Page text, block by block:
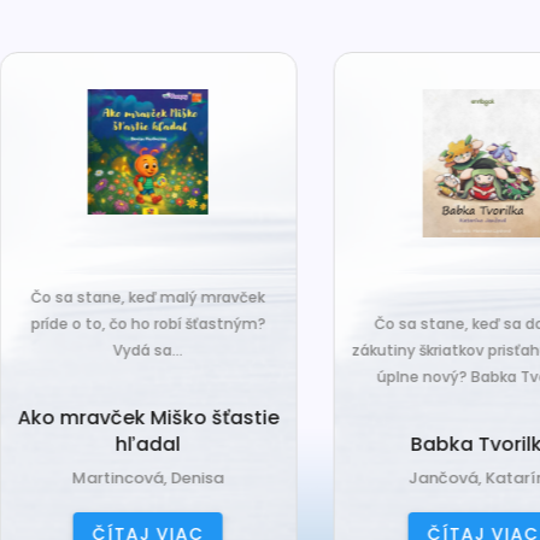
sa stane, keď malý mravček
o to, čo ho robí šťastným?
Vydá sa...
mravček Miško šťastie
hľadal
Martincová, Denisa
ČÍTAJ VIAC
Čo sa stane, keď sa do
zákutiny škriatkov prisťahuje
úplne nový? Babka
Babka Tvorilka
Jančová, Katarína
ČÍTAJ VIAC